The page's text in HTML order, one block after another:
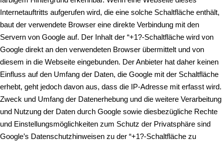
Internetauftritts aufgerufen wird, die eine solche Schaltfläche enthält,
baut der verwendete Browser eine direkte Verbindung mit den
Servern von Google auf. Der Inhalt der “+1?-Schaltfläche wird von
Google direkt an den verwendeten Browser übermittelt und von
diesem in die Webseite eingebunden. Der Anbieter hat daher keinen
Einfluss auf den Umfang der Daten, die Google mit der Schaltfläche
erhebt, geht jedoch davon aus, dass die IP-Adresse mit erfasst wird.
Zweck und Umfang der Datenerhebung und die weitere Verarbeitung
und Nutzung der Daten durch Google sowie diesbezügliche Rechte
und Einstellungsmöglichkeiten zum Schutz der Privatsphäre sind
Google’s Datenschutzhinweisen zu der “+1?-Schaltfläche zu